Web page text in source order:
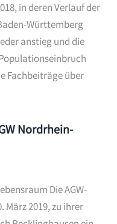
in deren Verlauf der
Württemberg
anstieg und die
Fachbeiträge über
Nordrhein-
Die AGW-
März 2019, zu ihrer